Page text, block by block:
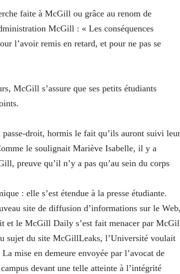
faite à McGill ou grâce au renom de
McGill : « Les conséquences
l’avoir remis en retard, et pour ne pas se
McGill s’assure que ses petits étudiants
droit, hormis le fait qu’ils auront suivi
le soulignait Mariève Isabelle, il y a
preuve qu’il n’y a pas qu’au sein du corps
: elle s’est étendue à la presse étudiante.
site de diffusion d’informations sur le Web,
et le McGill Daily s’est fait menacer par
sujet du site McGillLeaks, l’Université voulait
mise en demeure envoyée par l’avocat de
devant une telle atteinte à l’intégrité